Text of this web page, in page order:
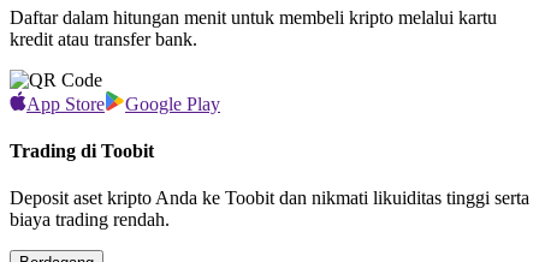
Daftar dalam hitungan menit untuk membeli kripto melalui kartu
kredit atau transfer bank.
App Store Google Play
Trading di Toobit
Deposit aset kripto Anda ke Toobit dan nikmati likuiditas tinggi serta
biaya trading rendah.